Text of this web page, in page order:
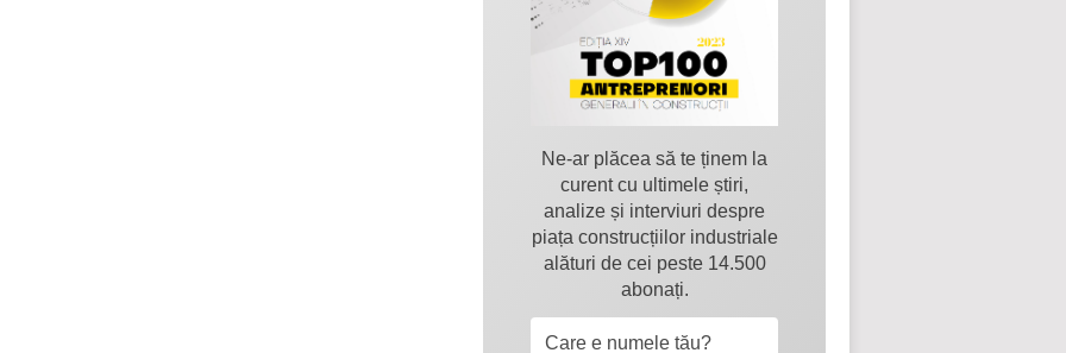
Ne-ar plăcea să te ținem la
curent cu ultimele știri,
analize și interviuri despre
piața construcțiilor industriale
alături de cei peste 14.500
abonați.